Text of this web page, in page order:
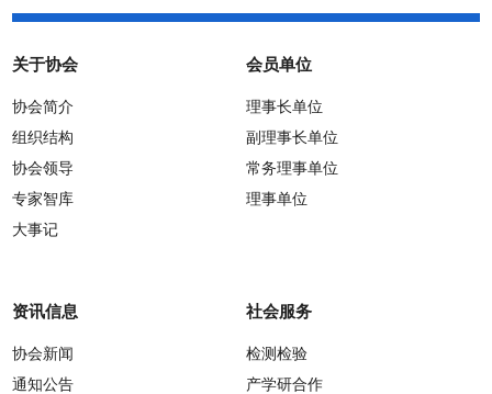
关于协会
协会简介
组织结构
协会领导
专家智库
大事记
会员单位
理事长单位
副理事长单位
常务理事单位
理事单位
资讯信息
协会新闻
通知公告
社会服务
检测检验
产学研合作